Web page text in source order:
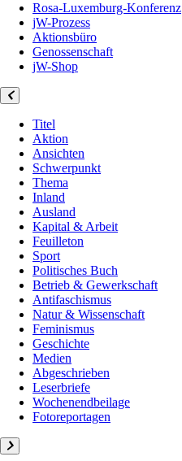
Rosa-Luxemburg-Konferenz
jW-Prozess
Aktionsbüro
Genossenschaft
jW-Shop
Titel
Aktion
Ansichten
Schwerpunkt
Thema
Inland
Ausland
Kapital & Arbeit
Feuilleton
Sport
Politisches Buch
Betrieb & Gewerkschaft
Antifaschismus
Natur & Wissenschaft
Feminismus
Geschichte
Medien
Abgeschrieben
Leserbriefe
Wochenendbeilage
Fotoreportagen